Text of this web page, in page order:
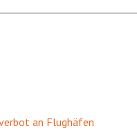
an Flughäfen